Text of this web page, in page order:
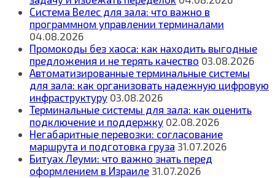
Система Велес для зала: что важно в
программном управлении терминалами
04.08.2026
Промокоды без хаоса: как находить выгодные
предложения и не терять качество 03.08.2026
Автоматизированные терминальные системы
для зала: как организовать надежную цифровую
инфраструктуру 03.08.2026
Терминальные системы для зала: как оценить
подключение и поддержку 02.08.2026
Негабаритные перевозки: согласование
маршрута и подготовка груза 31.07.2026
Битуах Леуми: что важно знать перед
оформлением в Израиле 31.07.2026